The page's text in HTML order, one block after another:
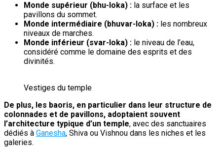
Monde supérieur (bhu-loka) : la surface et les
pavillons du sommet.
Monde intermédiaire (bhuvar-loka) : les nombreux
niveaux de marches.
Monde inférieur (svar-loka) : le niveau de l’eau,
considéré comme le domaine des esprits et des
divinités.
Vestiges du temple
De plus, les baoris, en particulier dans leur structure de
colonnades et de pavillons, adoptaient souvent
l’architecture typique d’un temple, avec des sanctuaires
dédiés à Ganesha, Shiva ou Vishnou dans les niches et les
galeries.